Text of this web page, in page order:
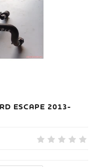
ESCAPE 2013-